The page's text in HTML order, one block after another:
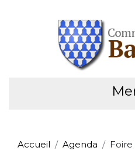
Accueil Agenda Foire